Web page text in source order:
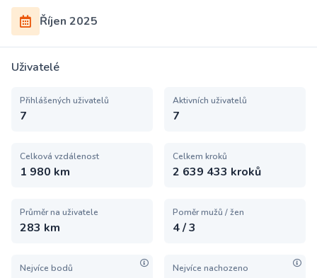
Říjen 2025
Uživatelé
Přihlášených uživatelů
7
Aktivních uživatelů
7
Celková vzdálenost
1 980 km
Celkem kroků
2 639 433 kroků
Průměr na uživatele
283 km
Poměr mužů / žen
4 / 3
Nejvíce bodů Nejvíce nachozeno